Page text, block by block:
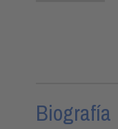
Biografía